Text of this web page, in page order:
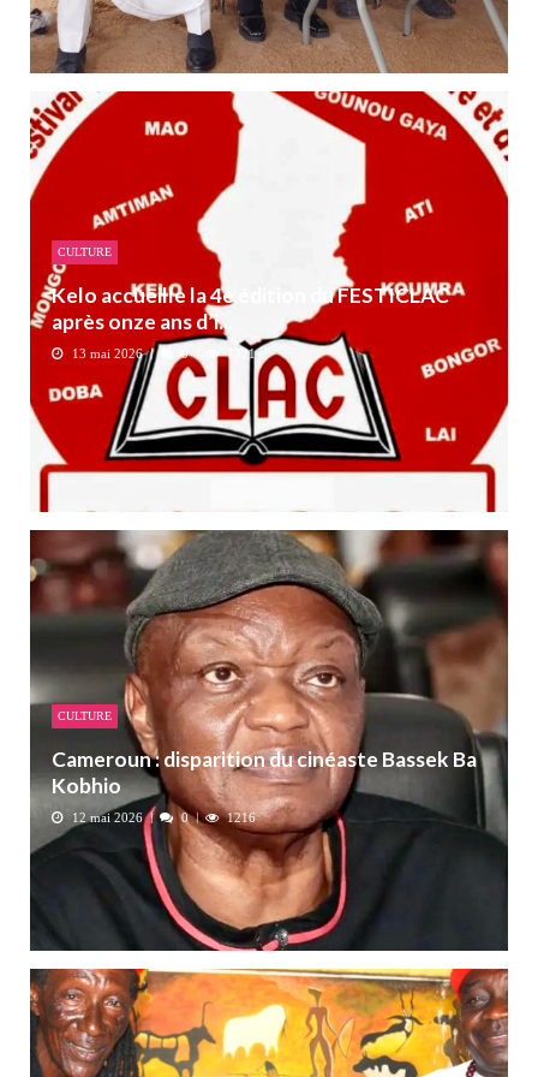
CULTURE
Kelo accueille la 4e édition du FESTICLAC
après onze ans d’i...
13 mai 2026 0 1321
CULTURE
Cameroun : disparition du cinéaste Bassek Ba
Kobhio
12 mai 2026 0 1216